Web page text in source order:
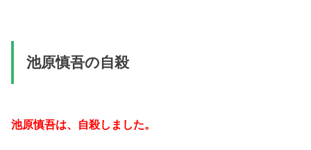
池原慎吾の自殺
池原慎吾は、自殺しました。